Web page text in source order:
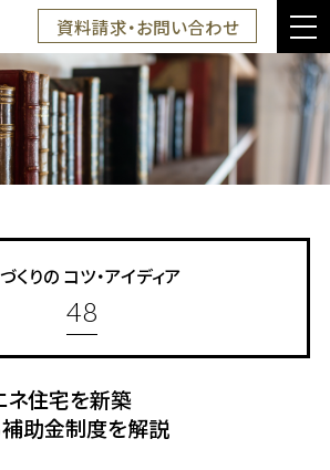
資料請求・お問い合わせ
くりの コツ・アイディア
48
ネ住宅を新築
助金制度を解説